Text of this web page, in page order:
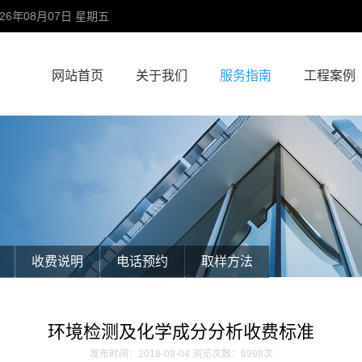
年08月07日 星期五
网站首页 关于我们 服务指南 工程案例
收费说明 电话预约 取样方法
环境检测及化学成分分析收费标准
发布时间：2018-09-04 浏览次数：6998次